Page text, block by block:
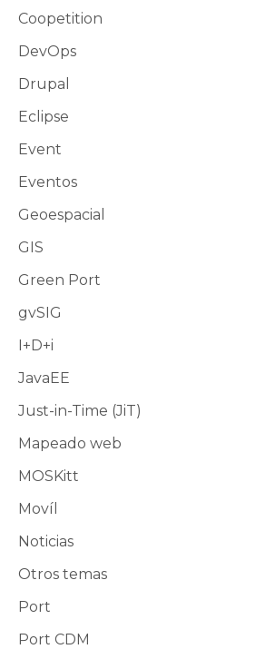
Coopetition
DevOps
Drupal
Eclipse
Event
Eventos
Geoespacial
GIS
Green Port
gvSIG
I+D+i
JavaEE
Just-in-Time (JiT)
Mapeado web
MOSKitt
Movíl
Noticias
Otros temas
Port
Port CDM